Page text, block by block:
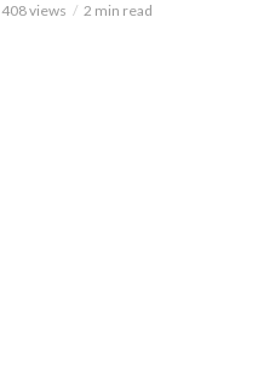
408 views 2 min read